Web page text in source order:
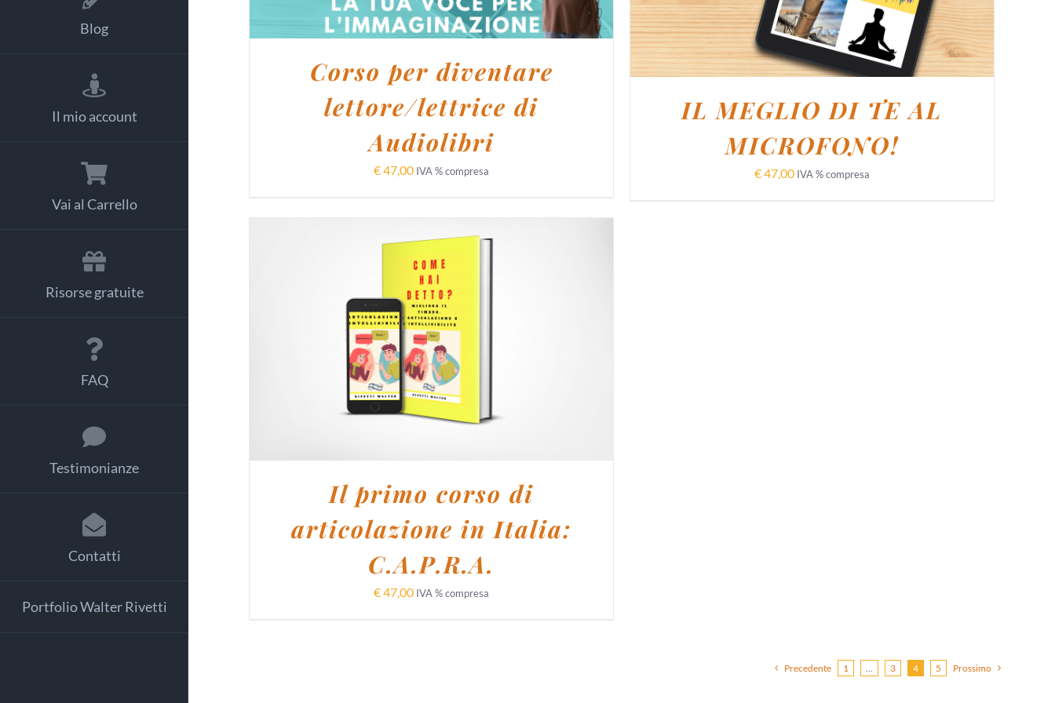
Blog
Il mio account
Vai al Carrello
Risorse gratuite
FAQ
Testimonianze
Contatti
Portfolio Walter Rivetti
Corso per diventare
lettore/lettrice di
Audiolibri
€47,00 IVA % compresa
IL MEGLIO DI TE AL
MICROFONO!
€47,00 IVA % compresa
AGGIUNGI AL CARRELLO
Il primo corso di
articolazione in Italia:
C.A.P.R.A.
€47,00 IVA % compresa
Precedente 1 3 4 5 Prossimo